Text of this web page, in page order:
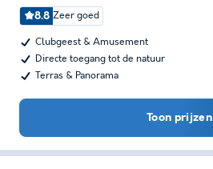
8.8 Zeer goed
Clubgeest & Amusement
Directe toegang tot de natuur
Terras & Panorama
Toon prijzen